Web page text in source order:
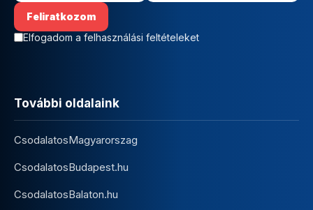
Elfogadom a felhasználási feltételeket
További oldalaink
CsodalatosMagyarorszag
CsodalatosBudapest.hu
CsodalatosBalaton.hu